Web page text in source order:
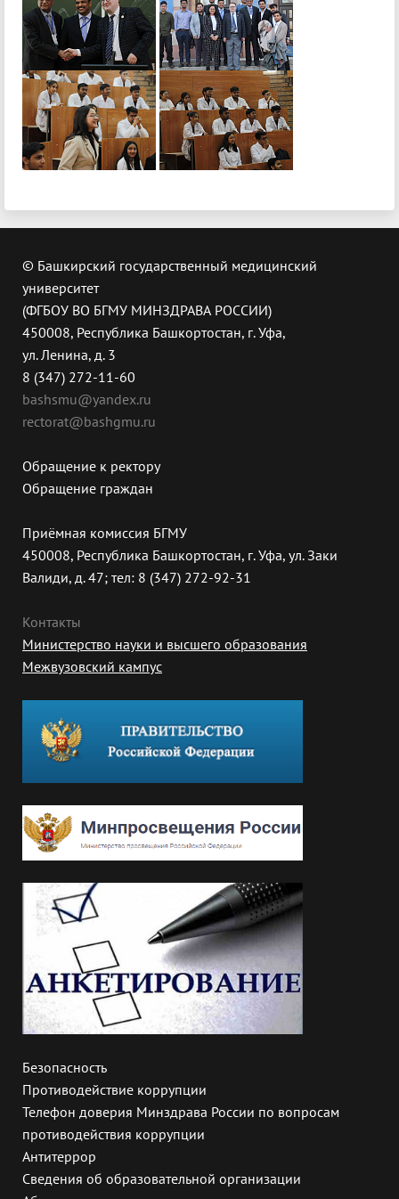
© Башкирский государственный медицинский
университет
(ФГБОУ ВО БГМУ МИНЗДРАВА РОССИИ)
450008, Республика Башкортостан, г. Уфа,
ул. Ленина, д. 3
8 (347) 272-11-60
bashsmu@yandex.ru
rectorat@bashgmu.ru
Обращение к ректору
Обращение граждан
Приёмная комиссия БГМУ
450008, Республика Башкортостан, г. Уфа, ул. Заки
Валиди, д. 47; тел: 8 (347) 272-92-31
Контакты
Министерство науки и высшего образования
Межвузовский кампус
Безопасность
Противодействие коррупции
Телефон доверия Минздрава России по вопросам
противодействия коррупции
Антитеррор
Сведения об образовательной организации